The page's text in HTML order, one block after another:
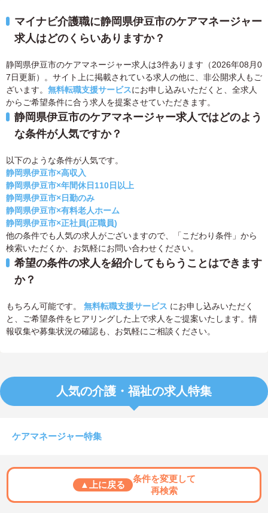
マイナビ介護職に静岡県伊豆市のケアマネージャー
求人はどのくらいありますか？
静岡県伊豆市のケアマネージャー求人は3件あります（2026年08月0
7日更新）。サイト上に掲載されている求人の他に、非公開求人もご
ざいます。 無料転職支援サービスにお申し込みいただくと、全求人
からご希望条件に合う求人を提案させていただきます。
静岡県伊豆市のケアマネージャー求人ではどのよう
な条件が人気ですか？
以下のような条件が人気です。
静岡県伊豆市×高収入
静岡県伊豆市×年間休日110日以上
静岡県伊豆市×日勤のみ
静岡県伊豆市×有料老人ホーム
静岡県伊豆市×正社員(正職員)
他の条件でも人気の求人がございますので、「こだわり条件」から
検索いただくか、お気軽にお問い合わせください。
希望の条件の求人を紹介してもらうことはできます
か？
もちろん可能です。 無料転職支援サービス にお申し込みいただく
と、ご希望条件をヒアリングした上で求人をご提案いたします。情
報収集や募集状況の確認も、お気軽にご相談ください。
人気の介護・福祉の求人特集
ケアマネージャー特集
▲上に戻る
条件を変更して
再検索